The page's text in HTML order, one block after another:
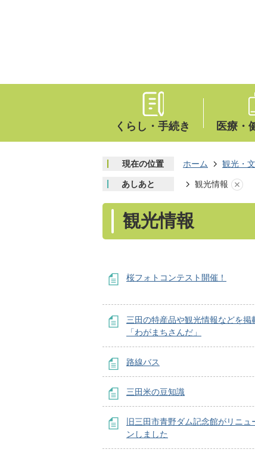
くらし・手続き 医療・
現在の位置 ホーム 観光・
あしあと 観光情報
観光情報
桜フォトコンテスト開催！
三田の特産品や観光情報などを掲
「わがまちさんだ」
路線バス
三田米の豆知識
旧三田市青野ダム記念館がリニュ
ンしました